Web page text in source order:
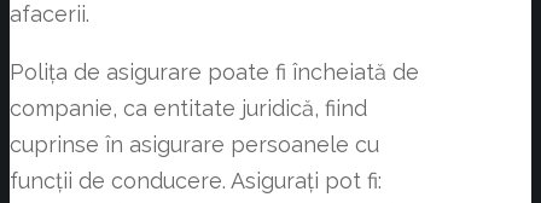
afacerii.
Polița de asigurare poate fi încheiată de
companie, ca entitate juridică, fiind
cuprinse în asigurare persoanele cu
funcții de conducere. Asigurați pot fi: